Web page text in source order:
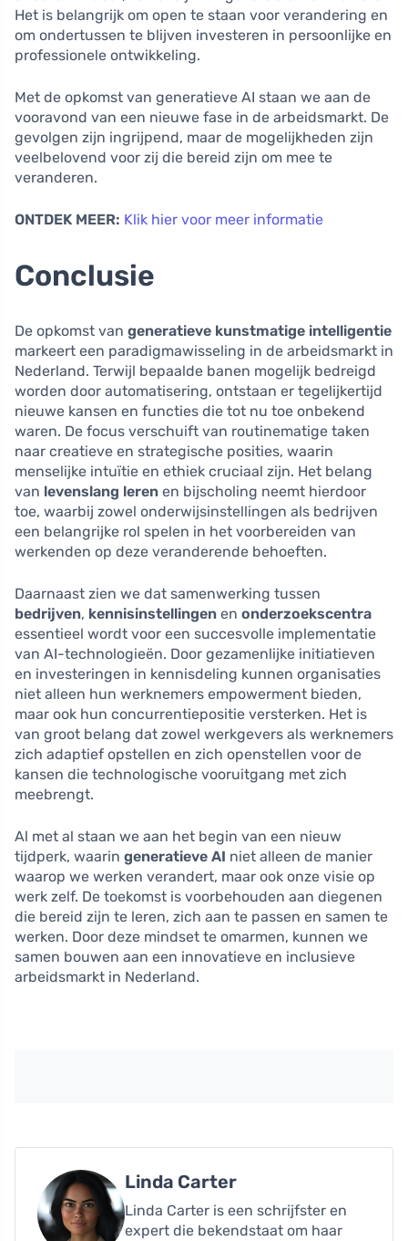
Het is belangrijk om open te staan voor verandering en
om ondertussen te blijven investeren in persoonlijke en
professionele ontwikkeling.
Met de opkomst van generatieve AI staan we aan de
vooravond van een nieuwe fase in de arbeidsmarkt. De
gevolgen zijn ingrijpend, maar de mogelijkheden zijn
veelbelovend voor zij die bereid zijn om mee te
veranderen.
ONTDEK MEER: Klik hier voor meer informatie
Conclusie
De opkomst van generatieve kunstmatige intelligentie
markeert een paradigmawisseling in de arbeidsmarkt in
Nederland. Terwijl bepaalde banen mogelijk bedreigd
worden door automatisering, ontstaan er tegelijkertijd
nieuwe kansen en functies die tot nu toe onbekend
waren. De focus verschuift van routinematige taken
naar creatieve en strategische posities, waarin
menselijke intuïtie en ethiek cruciaal zijn. Het belang
van levenslang leren en bijscholing neemt hierdoor
toe, waarbij zowel onderwijsinstellingen als bedrijven
een belangrijke rol spelen in het voorbereiden van
werkenden op deze veranderende behoeften.
Daarnaast zien we dat samenwerking tussen
bedrijven, kennisinstellingen en onderzoekscentra
essentieel wordt voor een succesvolle implementatie
van AI-technologieën. Door gezamenlijke initiatieven
en investeringen in kennisdeling kunnen organisaties
niet alleen hun werknemers empowerment bieden,
maar ook hun concurrentiepositie versterken. Het is
van groot belang dat zowel werkgevers als werknemers
zich adaptief opstellen en zich openstellen voor de
kansen die technologische vooruitgang met zich
meebrengt.
Al met al staan we aan het begin van een nieuw
tijdperk, waarin generatieve AI niet alleen de manier
waarop we werken verandert, maar ook onze visie op
werk zelf. De toekomst is voorbehouden aan diegenen
die bereid zijn te leren, zich aan te passen en samen te
werken. Door deze mindset te omarmen, kunnen we
samen bouwen aan een innovatieve en inclusieve
arbeidsmarkt in Nederland.
Linda Carter
Linda Carter is een schrijfster en
expert die bekendstaat om haar